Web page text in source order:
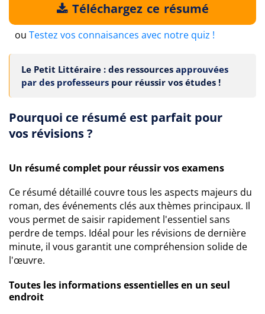
Téléchargez ce résumé
ou Testez vos connaisances avec notre quiz !
Le Petit Littéraire : des ressources approuvées
par des professeurs pour réussir vos études !
Pourquoi ce résumé est parfait pour
vos révisions ?
Un résumé complet pour réussir vos examens
Ce résumé détaillé couvre tous les aspects majeurs du
roman, des événements clés aux thèmes principaux. Il
vous permet de saisir rapidement l'essentiel sans
perdre de temps. Idéal pour les révisions de dernière
minute, il vous garantit une compréhension solide de
l'œuvre.
Toutes les informations essentielles en un seul
endroit